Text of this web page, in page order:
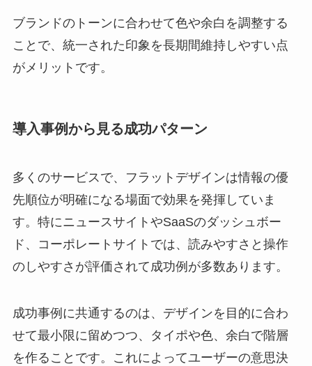
ブランドのトーンに合わせて色や余白を調整する
ことで、統一された印象を長期間維持しやすい点
がメリットです。
導入事例から見る成功パターン
多くのサービスで、フラットデザインは情報の優
先順位が明確になる場面で効果を発揮していま
す。特にニュースサイトやSaaSのダッシュボー
ド、コーポレートサイトでは、読みやすさと操作
のしやすさが評価されて成功例が多数あります。
成功事例に共通するのは、デザインを目的に合わ
せて最小限に留めつつ、タイポや色、余白で階層
を作ることです。これによってユーザーの意思決